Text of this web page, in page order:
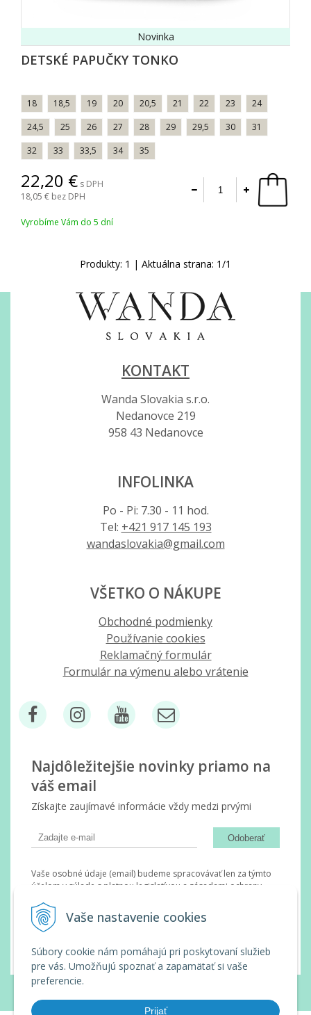
Vaše nastavenie cookies
Súbory cookie nám pomáhajú pri poskytovaní služieb
pre vás. Umožňujú spoznať a zapamätať si vaše
preferencie.
Prijať
DETSKÉ PAPUČKY TONKO
Novinka
18 18,5 19 20 20,5 21 22 23
24
24,5
25 26 27 28 29 29,5 30
31
32
33 33,5 34 35
22,20
s DPH
18,05 bez DPH
Vyrobíme Vám do 5 dní
Produkty: 1 | Aktuálna strana: 1/1
KONTAKT
Wanda Slovakia s.r.o.
Nedanovce 219
958 43 Nedanovce
INFOLINKA
Po - Pi: 7.30 - 11 hod.
Tel: +421 917 145 193
wandaslovakia@gmail.com
VŠETKO O NÁKUPE
Obchodné podmienky
Používanie cookies
Reklamačný formulár
Formulár na výmenu alebo vrátenie
Najdôležitejšie novinky priamo na
váš email
Získajte zaujímavé informácie vždy medzi prvými
Odoberať
Vaše osobné údaje (email) budeme spracovávať len za týmto
účelom v súlade s platnou legislatívou a zásadami ochrany
vám pošleme na váš email. Súhlas môžete kedykoľvek odvolať
písomne, emailom alebo kliknutím na odkaz z ktoréhokoľvek
informačného emailu.
© 2026 Wanda Slovakia •
spoločnostiWEBYGROUP